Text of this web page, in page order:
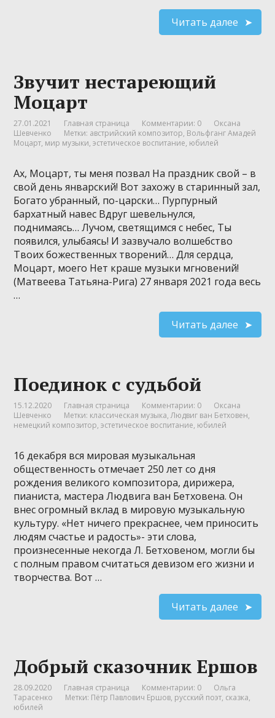
Читать далее
Звучит нестареющий
Моцарт
27.01.2021 Главная страница Комментарии: 0
Оксана
Шевченко
Метки: австрийский композитор, Вольфганг Амадей
Моцарт, мир музыки,эстетическое воспитание, юбилей
Ах, Моцарт, ты меня позвал На праздник свой – в
свой день январский! Вот захожу в старинный зал,
Богато убранный, по-царски… Пурпурный
бархатный навес Вдруг шевельнулся,
поднимаясь… Лучом, светящимся с небес, Ты
появился, улыбаясь! И зазвучало волшебство
Твоих божественных творений… Для сердца,
Моцарт, моего Нет краше музыки мгновений!
(Матвеева Татьяна-Рига) 27 января 2021 года весь
…
Читать далее
Поединок с судьбой
15.12.2020 Главная страница Комментарии: 0
Оксана
Шевченко
Метки: классическая музыка,Людвиг ван Бетховен,
немецкий композитор,эстетическое воспитание, юбилей
16 декабря вся мировая музыкальная
общественность отмечает 250 лет со дня
рождения великого композитора, дирижера,
пианиста, мастера Людвига ван Бетховена. Он
внес огромный вклад в мировую музыкальную
культуру. «Нет ничего прекраснее, чем приносить
людям счастье и радость»- эти слова,
произнесенные некогда Л. Бетховеном, могли бы
с полным правом считаться девизом его жизни и
творчества. Вот …
Читать далее
Добрый сказочник Ершов
28.09.2020 Главная страница Комментарии: 0
Ольга
Тарасенко
Метки: Пётр Павлович Ершов, русский поэт, сказка,
юбилей